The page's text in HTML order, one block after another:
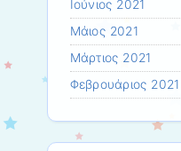
Ιούνιος 2021
Μάιος 2021
Μάρτιος 2021
Φεβρουάριος 2021